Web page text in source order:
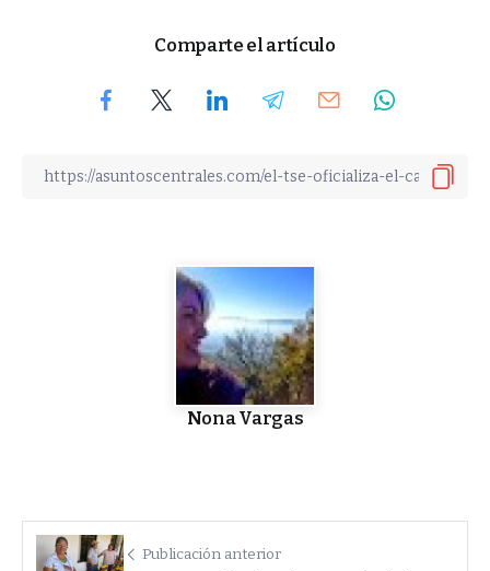
Comparte el artículo
Nona Vargas
Publicación anterior